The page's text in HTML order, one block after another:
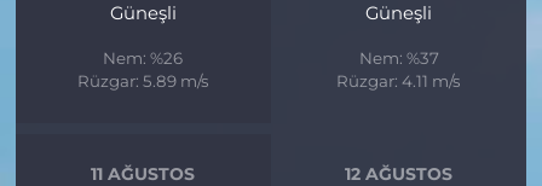
Güneşli
Nem: %26
Rüzgar: 5.89 m/s
Güneşli
Nem: %37
Rüzgar: 4.11 m/s
11 AĞUSTOS
12 AĞUSTOS